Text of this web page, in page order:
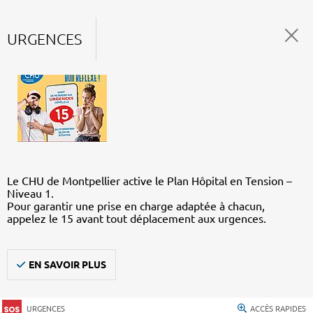
URGENCES
Le CHU de Montpellier active le Plan Hôpital en Tension –
Niveau 1.
Pour garantir une prise en charge adaptée à chacun,
appelez le 15 avant tout déplacement aux urgences.
EN SAVOIR PLUS
URGENCES ACCÈS RAPIDES